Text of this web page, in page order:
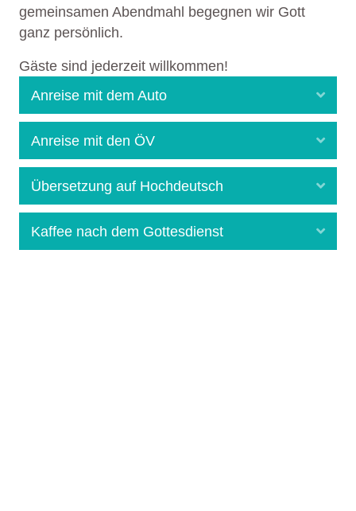
gemeinsamen Abendmahl begegnen wir Gott
ganz persönlich.
Gäste sind jederzeit willkommen!
Anreise mit dem Auto
Anreise mit den ÖV
Übersetzung auf Hochdeutsch
Kaffee nach dem Gottesdienst